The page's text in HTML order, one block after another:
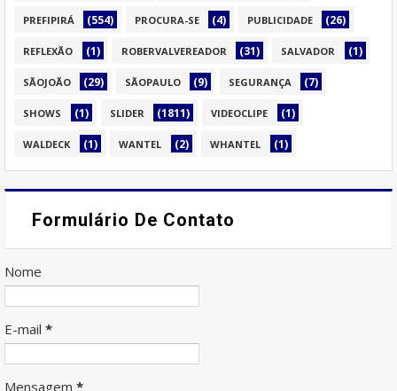
PREFIPIRÁ (554) PROCURA-SE (4) PUBLICIDADE (26)
REFLEXÃO (1) ROBERVALVEREADOR (31) SALVADOR (1)
SÃOJOÃO (29) SÃOPAULO (9) SEGURANÇA (7)
SHOWS (1) SLIDER (1811) VIDEOCLIPE (1)
WALDECK (1) WANTEL (2) WHANTEL (1)
Formulário De Contato
Nome
E-mail *
Mensagem *